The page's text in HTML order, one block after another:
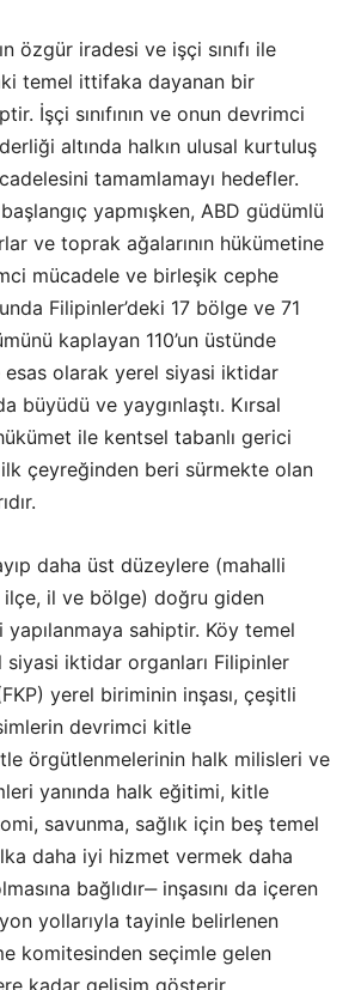
özgür iradesi ve işçi sınıfı ile
temel ittifaka dayanan bir
İşçi sınıfının ve onun devrimci
altında halkın ulusal kurtuluş
tamamlamayı hedefler.
yapmışken, ABD güdümlü
ve toprak ağalarının hükümetine
mücadele ve birleşik cephe
Filipinler’deki 17 bölge ve 71
kaplayan 110’un üstünde
olarak yerel siyasi iktidar
büyüdü ve yaygınlaştı. Kırsal
ile kentsel tabanlı gerici
ilk çeyreğinden beri sürmekte olan
daha üst düzeylere (mahalli
il ve bölge) doğru giden
yapılanmaya sahiptir. Köy temel
iktidar organları Filipinler
yerel biriminin inşası, çeşitli
devrimci kitle
örgütlenmelerinin halk milisleri ve
yanında halk eğitimi, kitle
savunma, sağlık için beş temel
daha iyi hizmet vermek daha
bağlıdır‒ inşasını da içeren
yollarıyla tayinle belirlenen
komitesinden seçimle gelen